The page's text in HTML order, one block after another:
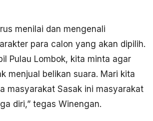
menilai dan mengenali
para calon yang akan dipilih.
Pulau Lombok, kita minta agar
menjual belikan suara. Mari kita
masyarakat Sasak ini masyarakat
diri,” tegas Winengan.